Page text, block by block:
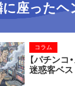
座ったヘ
【パチンコ
迷惑客ベ
コラム